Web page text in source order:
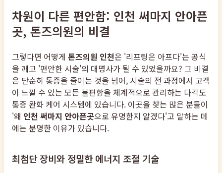
차원이 다른 편안함: 인천 써마지 안아픈
곳, 톤즈의원의 비결
그렇다면 어떻게 톤즈의원 인천은 '리프팅은 아프다'는 공식
을 깨고 '편안한 시술'의 대명사가 될 수 있었을까요? 그 비결
은 단순히 통증을 줄이는 것을 넘어, 시술의 전 과정에서 고객
이 느낄 수 있는 모든 불편함을 체계적으로 관리하는 다각도
통증 완화 케어 시스템에 있습니다. 이곳을 찾는 많은 분들이
'왜 인천 써마지 안아픈곳으로 유명한지 알겠다'고 말하는 데
에는 분명한 이유가 있습니다.
최첨단 장비와 정밀한 에너지 조절 기술